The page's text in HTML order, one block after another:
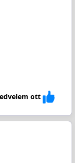
ott